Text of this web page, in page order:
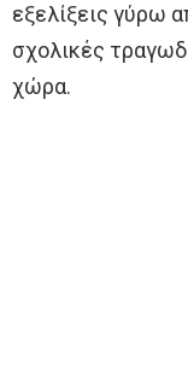
εξελίξεις γύρω
σχολικές
χώρα.